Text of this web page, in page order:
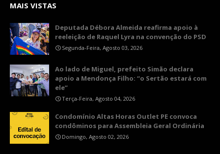
MAIS VISTAS
Deputada Débora Almeida reafirma apoio à
reeleição de Raquel Lyra na convenção do PSD
Segunda-Feira, Agosto 03, 2026
Ao lado de Miguel, prefeito Simão declara
apoio a Mendonça Filho: “o Sertão estará com
ele”
Terça-Feira, Agosto 04, 2026
Condomínio Altas Horas Outlet PE convoca
condôminos para Assembleia Geral Ordinária
Domingo, Agosto 02, 2026